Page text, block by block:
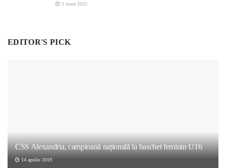
3 iunie 2025
EDITOR'S PICK
CSS Alexandria, campioană națională la baschet feminin U16
14 aprilie 2019